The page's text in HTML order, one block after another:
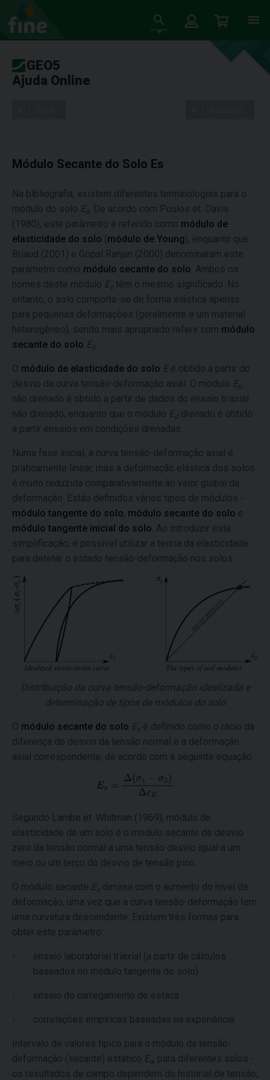
GEO5
Ajuda Online
Módulo Secante do Solo Es
Na bibliografia, existem diferentes terminologias para o
módulo do solo E s
. De acordo com Poulos et. Davis
(1980), este parâmetro é referido como módulo de
elasticidade do solo ( módulo de Young), enquanto que
Briaud (2001) e Gopal Ranjan (2000) denominaram este
parâmetro como módulo secante do solo . Ambos os
nomes deste módulo E s têm o mesmo significado. No
entanto, o solo comporta-se de forma elástica apenas
para pequenas deformações (geralmente é um material
heterogêneo), sendo mais apropriado referir com módulo
secante do solo E s
O módulo de elasticidade do solo E é obtido a partir do
desvio da curva tensão-deformação axial. O módulo E u
não drenado é obtido a partir de dados do ensaio triaxial
não drenado, enquanto que o módulo E ddrenado é obtido
a partir ensaios em condições drenadas.
Numa fase inicial, a curva tensão-deformação axial é
praticamente linear, mas a deformação elástica dos solos
é muito reduzida comparativamente ao valor global da
deformação. Estão definidos vários tipos de módulos -
módulo tangente do solo, módulo secante do solo e
módulo tangente inicial do solo . Ao introduzir esta
simplificação, é possível utilizar a teoria da elasticidade
para detetar o estado tensão-deformação nos solos.
Distribuição da curva tensão-deformação idealizada e
determinação de tipos de módulos do solo
O módulo secante do solo E s é definido como o rácio da
diferença do desvio da tensão normal e a deformação
axial correspondente, de acordo com a seguinte equação:
Segundo Lambe et. Whitman (1969), módulo de
elasticidade de um solo é o módulo secante de desvio
zero da tensão normal a uma tensão desvio igual a um
meio ou um terço do desvio de tensão pico.
O módulo secante E s diminui com o aumento do nível de
deformação, uma vez que a curva tensão-deformação tem
uma curvatura descendente. Existem três formas para
obter este parâmetro:
ensaio laboratorial triaxial (a partir de cálculos
baseados no módulo tangente do solo)
ensaio de carregamento de estaca
correlações empíricas baseadas na experiência
Intervalo de valores típico para o módulo da tensão-
deformação (secante) estático E s, para diferentes solos -
os resultados de campo dependem do historial de tensão,